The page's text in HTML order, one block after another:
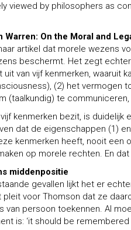
viewed by philosophers as
Warren: On the Moral and
artikel dat morele wezens
beschermt. Het zegt
uit van vijf kenmerken, waaruit
(2) het vermogen
(taalkundig) te
kenmerken bezit, is
dat de eigenschappen (1)
kenmerken heeft, nooit een
op morele rechten. En
middenpositie
gevallen lijkt het er
pleit voor Thomson dat ze
van persoon toekennen. Al
is: ‘it should be